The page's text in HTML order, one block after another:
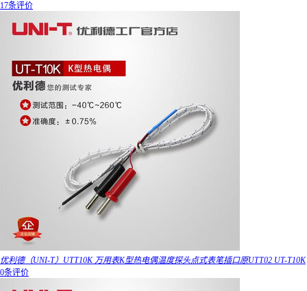
17条评价
优利德（UNI-T）UTT10K 万用表K型热电偶温度探头点式表笔插口原UTT02 UT-T10K
0条评价